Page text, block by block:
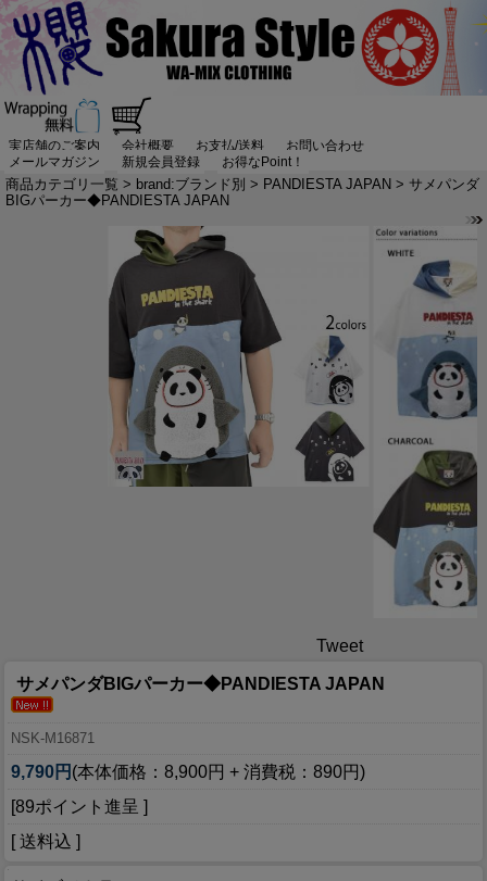
実店舗のご案内 会社概要 お支払/送料
お問い合わせ
メールマガジン
新規会員登録 お得なPoint！
商品カテゴリ一覧 > brand:ブランド別 > PANDIESTA JAPAN > サメパンダ
BIGパーカー◆PANDIESTA JAPAN
Tweet
サメパンダBIGパーカー◆PANDIESTA JAPAN
NSK-M16871
9,790円 (本体価格：8,900円 + 消費税：890円)
[89ポイント進呈 ]
[ 送料込 ]